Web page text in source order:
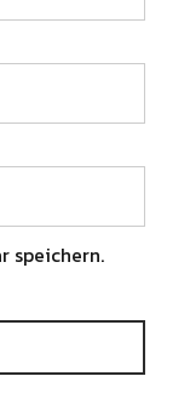
speichern.